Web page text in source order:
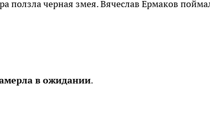
ползла черная змея. Вячеслав Ермаков
в ожидании.